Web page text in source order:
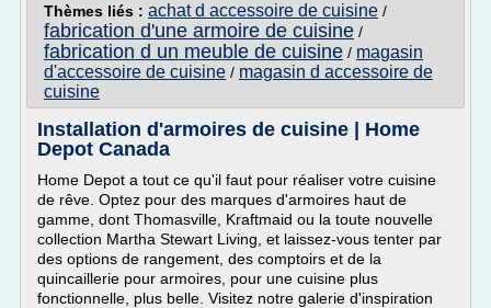
Thèmes liés : achat d accessoire de cuisine /
fabrication d'une armoire de cuisine /
fabrication d un meuble de cuisine / magasin
d'accessoire de cuisine / magasin d accessoire de
cuisine
Installation d'armoires de cuisine | Home
Depot Canada
Home Depot a tout ce qu'il faut pour réaliser votre cuisine
de rêve. Optez pour des marques d'armoires haut de
gamme, dont Thomasville, Kraftmaid ou la toute nouvelle
collection Martha Stewart Living, et laissez-vous tenter par
des options de rangement, des comptoirs et de la
quincaillerie pour armoires, pour une cuisine plus
fonctionnelle, plus belle. Visitez notre galerie d'inspiration